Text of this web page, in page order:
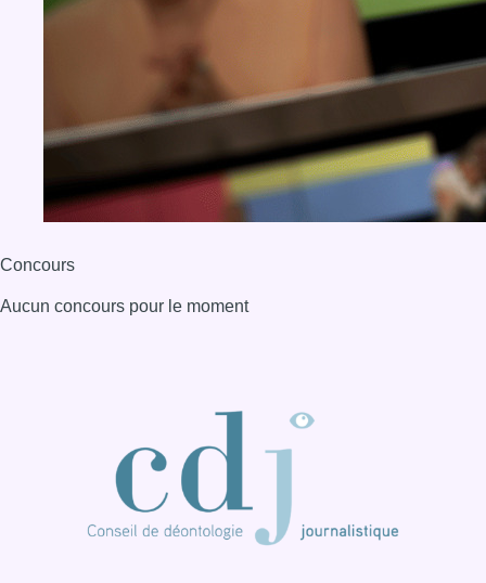
Concours
Aucun concours pour le moment